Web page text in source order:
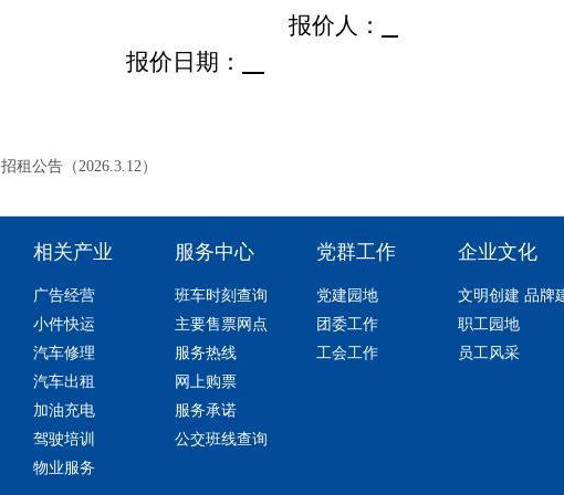
报价人：
报价日期：
招租公告（2026.3.12）
相关产业
广告经营
小件快运
汽车修理
汽车出租
加油充电
驾驶培训
物业服务
服务中心
班车时刻查询
主要售票网点
服务热线
网上购票
服务承诺
公交班线查询
党群工作
党建园地
团委工作
工会工作
企业文化
文明创建 品牌
职工园地
员工风采